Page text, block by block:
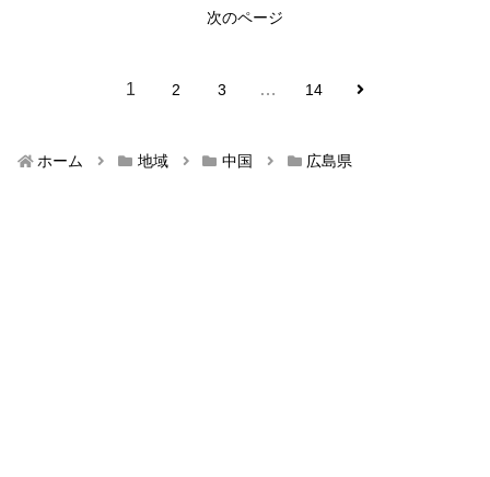
次のページ
1 2 3 … 14
ホーム 地域 中国 広島県